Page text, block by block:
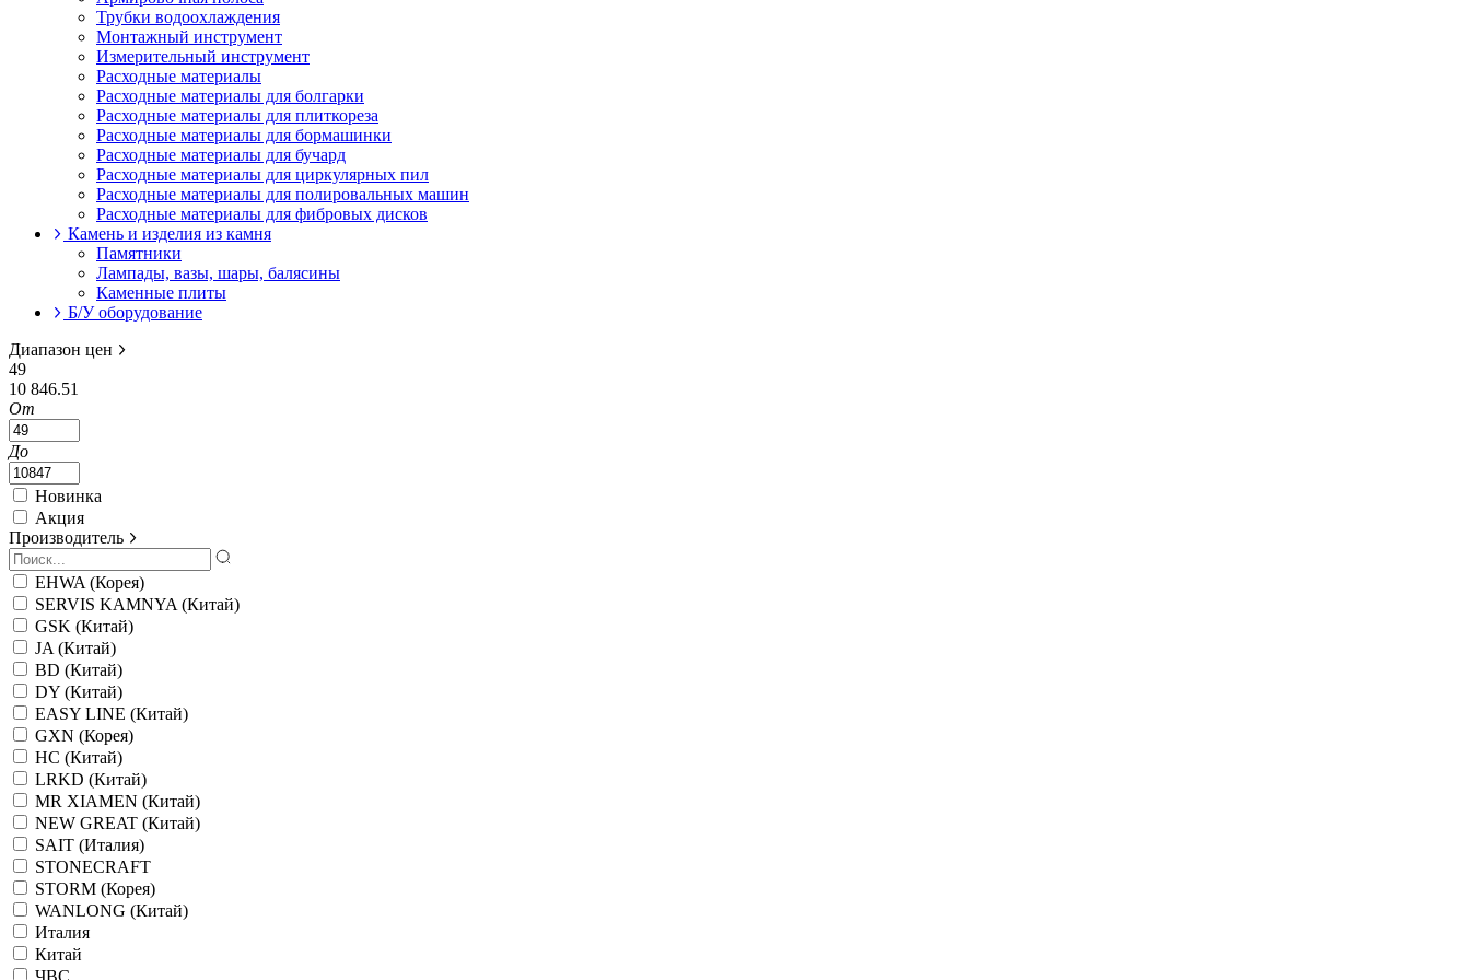
Трубки водоохлаждения
Монтажный инструмент
Измерительный инструмент
Расходные материалы
Расходные материалы для болгарки
Расходные материалы для плиткореза
Расходные материалы для бормашинки
Расходные материалы для бучард
Расходные материалы для циркулярных пил
Расходные материалы для полировальных машин
Расходные материалы для фибровых дисков
Камень и изделия из камня
Памятники
Лампады, вазы, шары, балясины
Каменные плиты
Б/У оборудование
Диапазон цен
49
10 846.51
От
До
Новинка
Акция
Производитель
EHWA (Корея)
SERVIS KAMNYA (Китай)
GSK (Китай)
JA (Китай)
BD (Китай)
DY (Китай)
EASY LINE (Китай)
GXN (Корея)
HC (Китай)
LRKD (Китай)
MR XIAMEN (Китай)
NEW GREAT (Китай)
SAIT (Италия)
STONECRAFT
STORM (Корея)
WANLONG (Китай)
Италия
Китай
ЧВС